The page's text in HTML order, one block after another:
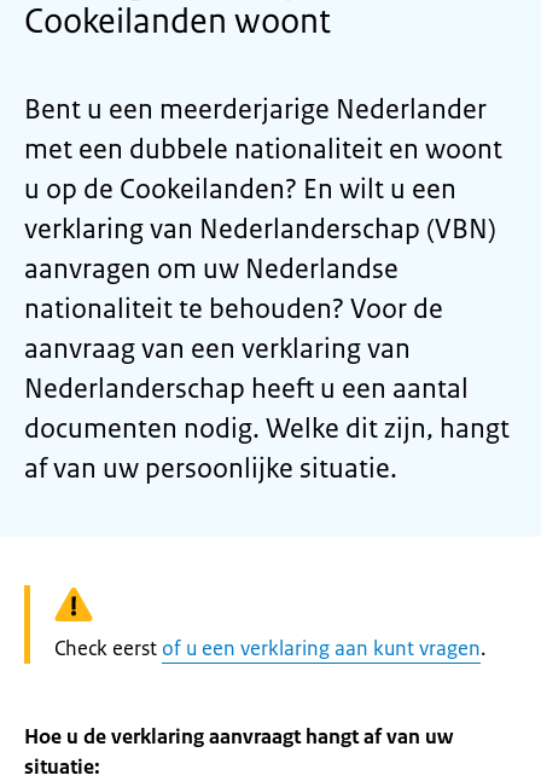
Cookeilanden woont
Bent u een meerderjarige Nederlander
met een dubbele nationaliteit en woont
u op de Cookeilanden? En wilt u een
verklaring van Nederlanderschap (VBN)
aanvragen om uw Nederlandse
nationaliteit te behouden? Voor de
aanvraag van een verklaring van
Nederlanderschap heeft u een aantal
documenten nodig. Welke dit zijn, hangt
af van uw persoonlijke situatie.
Waarschuwing:
Check eerst of u een verklaring aan kunt vragen.
Hoe u de verklaring aanvraagt hangt af van uw
situatie: